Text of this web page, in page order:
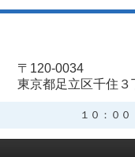
〒120-0034
東京都足立区千住
１０：０